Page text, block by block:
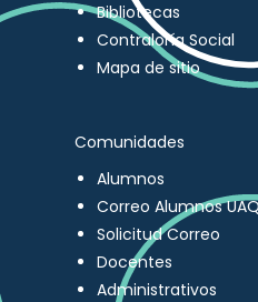
Bibliotecas
Contraloría Social
Mapa de sitio
Comunidades
Alumnos
Correo Alumnos
Solicitud Correo
Docentes
Administrativos